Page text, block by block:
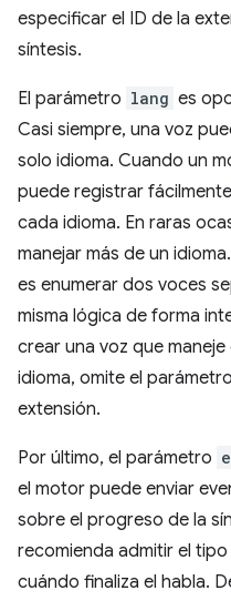
especificar el ID de la
síntesis.
El parámetro lang es
Casi siempre, una voz
solo idioma. Cuando un
puede registrar
cada idioma. En raras
manejar más de un
es enumerar dos voces
misma lógica de forma
crear una voz que
idioma, omite el parámetro
extensión.
Por último, el parámetro
el motor puede enviar
sobre el progreso de la
recomienda admitir el
cuándo finaliza el habla.